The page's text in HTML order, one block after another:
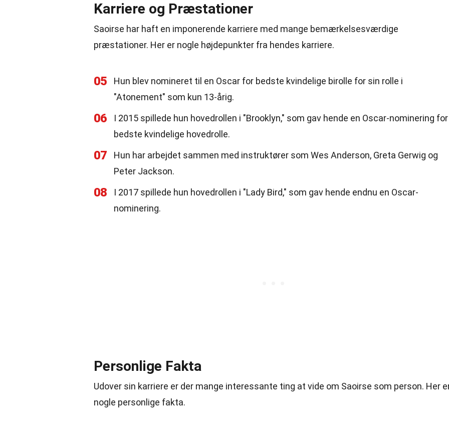
Karriere og Præstationer
Saoirse har haft en imponerende karriere med mange bemærkelsesværdige
præstationer. Her er nogle højdepunkter fra hendes karriere.
05
Hun blev nomineret til en Oscar for bedste kvindelige birolle for sin rolle i
"Atonement" som kun 13-årig.
06
I 2015 spillede hun hovedrollen i "Brooklyn," som gav hende en Oscar-nominering for
bedste kvindelige hovedrolle.
07
Hun har arbejdet sammen med instruktører som Wes Anderson, Greta Gerwig og
Peter Jackson.
08
I 2017 spillede hun hovedrollen i "Lady Bird," som gav hende endnu en Oscar-
nominering.
Personlige Fakta
Udover sin karriere er der mange interessante ting at vide om Saoirse som person. Her
nogle personlige fakta.